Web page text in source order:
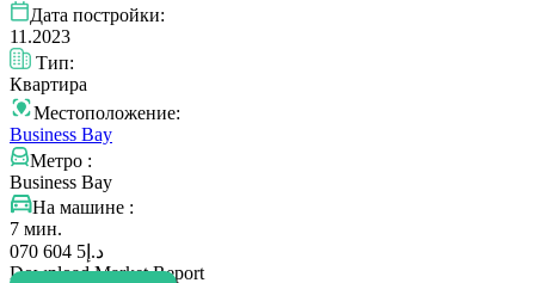
Дата постройки:
11.2023
Тип:
Квартира
Местоположение:
Business Bay
Метро :
Business Bay
На машине :
7 мин.
د.إ 5 604 070
Download Market Report